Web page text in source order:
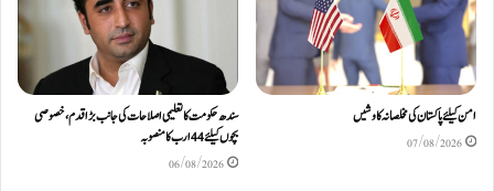
امن کیلئے پاکستان کی مخلصانہ کاوشیں
07/08/2026
سندھ حکومت کا تعلیمی اصلاحات کی جانب بڑا قدم، خصوصی
بچوں کیلئے44 ارب کا منصوبہ
06/08/2026